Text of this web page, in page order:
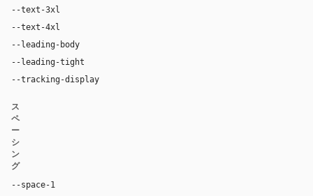
--text-3xl
--text-4xl
--leading-body
--leading-tight
--tracking-display
ス
ペ
ー
シ
ン
グ
--space-1